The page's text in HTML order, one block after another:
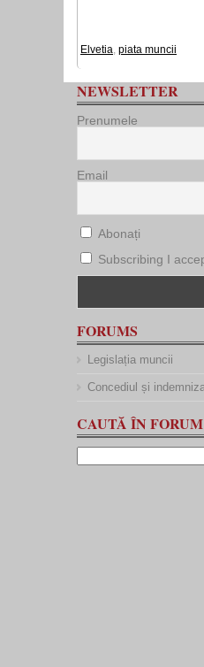
Elvetia, piata muncii
NEWSLETTER
Prenumele
Email
Abonați
Subscribing I
FORUMS
Legislația muncii
Concediul și
CAUTĂ ÎN FORUM